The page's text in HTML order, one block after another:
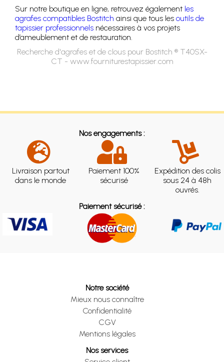
Sur notre boutique en ligne, retrouvez également les
agrafes compatibles Bostitch ainsi que tous les outils de
tapissier professionnels nécessaires à vos projets
d’ameublement et de restauration.
Recherche d'agrafes et de clous pour Bostitch ® T40SX-
CT - www.fourniturestapissier.com
Nos engagements :
Livraison partout
dans le monde
Paiement 100%
sécurisé
Expédition des colis
sous 24 à 48h
ouvrés.
Paiement sécurisé :
Notre société
Mieux nous connaître
Confidentialité
CGV
Mentions légales
Nos services